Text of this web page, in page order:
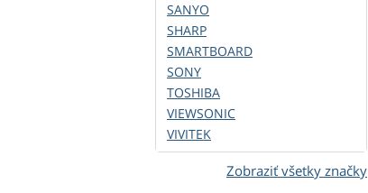
SANYO
SHARP
SMARTBOARD
SONY
TOSHIBA
VIEWSONIC
VIVITEK
Zobraziť všetky značky